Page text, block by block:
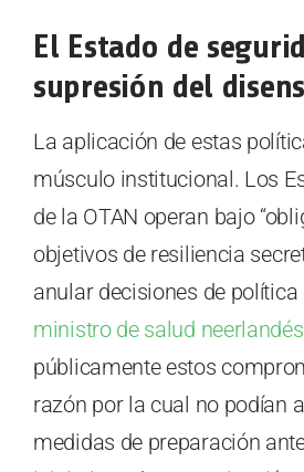
El Estado de
supresión del
La aplicación de estas
músculo institucional. Los
de la OTAN operan bajo
objetivos de resiliencia
anular decisiones de política
ministro de salud neerlandés
públicamente estos
razón por la cual no podían
medidas de preparación